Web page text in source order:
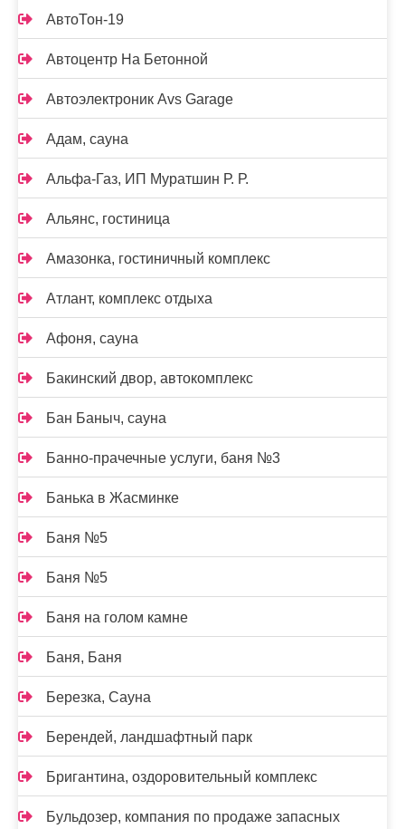
АвтоТон-19
Автоцентр На Бетонной
Автоэлектроник Avs Garage
Адам, сауна
Альфа-Газ, ИП Муратшин Р. Р.
Альянс, гостиница
Амазонка, гостиничный комплекс
Атлант, комплекс отдыха
Афоня, сауна
Бакинский двор, автокомплекс
Бан Баныч, сауна
Банно-прачечные услуги, баня №3
Банька в Жасминке
Баня №5
Баня №5
Баня на голом камне
Баня, Баня
Березка, Сауна
Берендей, ландшафтный парк
Бригантина, оздоровительный комплекс
Бульдозер, компания по продаже запасных